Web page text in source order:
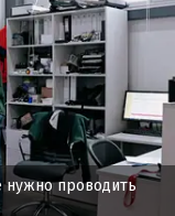
нужно проводить